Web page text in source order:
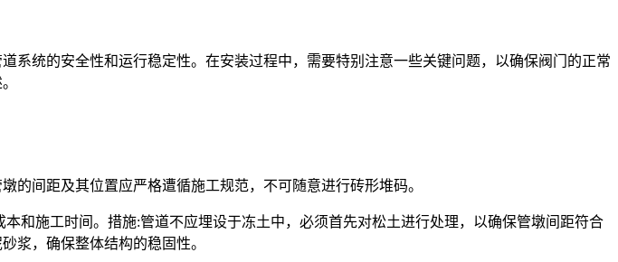
统的安全性和运行稳定性。在安装过程中，需要特别注意一些关键问题，以确保阀门的正常
的间距及其位置应严格遭循施工规范，不可随意进行砖形堆码。
和施工时间。措施:管道不应埋设于冻土中，必须首先对松土进行处理，以确保管墩间距符合
浆，确保整体结构的稳固性。